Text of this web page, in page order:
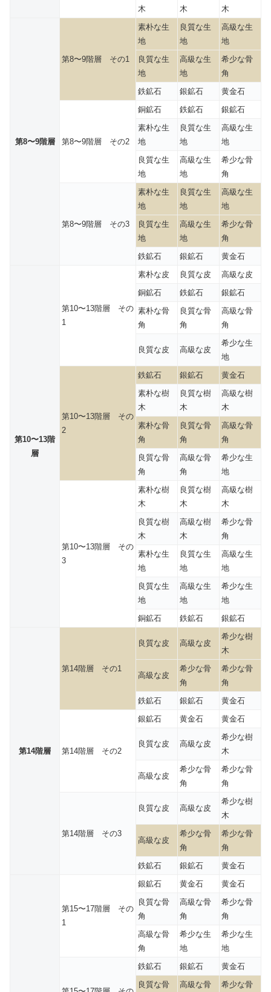
木
木
木
第8〜9階層
第8〜9階層 その1
素朴な生
地
良質な生
地
高級な生
地
良質な生
地
高級な生
地
希少な骨
角
鉄鉱石
銀鉱石 黄金石
第8〜9階層 その2
銅鉱石 鉄鉱石
銀鉱石
素朴な生
地
良質な生
地
高級な生
地
良質な生
地
高級な生
地
希少な骨
角
第8〜9階層 その3
素朴な生
地
良質な生
地
高級な生
地
良質な生
地
高級な生
地
希少な骨
角
鉄鉱石
銀鉱石 黄金石
第10〜13階
層
第10〜13階層 その
1
素朴な皮 良質な皮
高級な皮
銅鉱石
鉄鉱石
銀鉱石
素朴な骨
角
良質な骨
角
高級な骨
角
良質な皮 高級な皮
希少な生
地
第10〜13階層 その
2
鉄鉱石 銀鉱石
黄金石
素朴な樹
木
良質な樹
木
高級な樹
木
素朴な骨
角
良質な骨
角
高級な骨
角
良質な骨
角
高級な骨
角
希少な生
地
第10〜13階層 その
3
素朴な樹
木
良質な樹
木
高級な樹
木
良質な樹
木
高級な樹
木
希少な骨
角
素朴な生
地
良質な生
地
高級な生
地
良質な生
地
高級な生
地
希少な生
地
銅鉱石
鉄鉱石 銀鉱石
第14階層
第14階層 その1
良質な皮 高級な皮
希少な樹
木
高級な皮
希少な骨
角
希少な骨
角
鉄鉱石
銀鉱石 黄金石
第14階層 その2
銀鉱石 黄金石 黄金石
良質な皮 高級な皮
希少な樹
木
高級な皮
希少な骨
角
希少な骨
角
第14階層 その3
良質な皮 高級な皮
希少な樹
木
高級な皮
希少な骨
角
希少な骨
角
鉄鉱石
銀鉱石 黄金石
第15〜17階層 その
1
銀鉱石 黄金石
黄金石
良質な骨
角
高級な骨
角
希少な骨
角
高級な骨
角
希少な生
地
希少な生
地
鉄鉱石 銀鉱石
黄金石
良質な骨
高級な骨 希少な骨